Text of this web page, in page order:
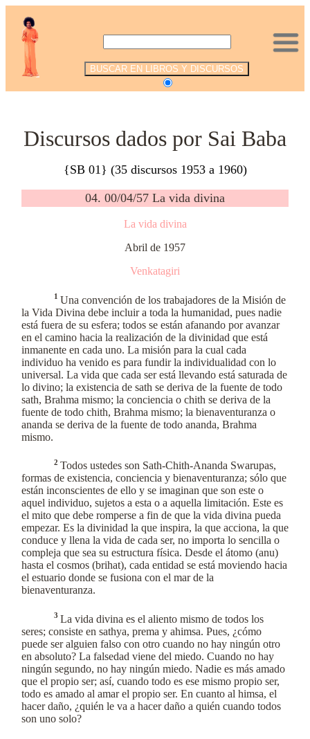
Discursos dados por Sai Baba
{SB 01} (35 discursos 1953 a 1960)
04. 00/04/57 La vida divina
La vida divina
Abril de 1957
Venkatagiri
1Una convención de los trabajadores de la Misión de
la Vida Divina debe incluir a toda la humanidad, pues nadie
está fuera de su esfera; todos se están afanando por avanzar
en el camino hacia la realización de la divinidad que está
inmanente en cada uno. La misión para la cual cada
individuo ha venido es para fundir la individualidad con lo
universal. La vida que cada ser está llevando está saturada de
lo divino; la existencia de sath se deriva de la fuente de todo
sath, Brahma mismo; la conciencia o chith se deriva de la
fuente de todo chith, Brahma mismo; la bienaventuranza o
ananda se deriva de la fuente de todo ananda, Brahma
mismo.
2Todos ustedes son Sath-Chith-Ananda Swarupas,
formas de existencia, conciencia y bienaventuranza; sólo que
están inconscientes de ello y se imaginan que son este o
aquel individuo, sujetos a esta o a aquella limitación. Este es
el mito que debe romperse a fin de que la vida divina pueda
empezar. Es la divinidad la que inspira, la que acciona, la que
conduce y llena la vida de cada ser, no importa lo sencilla o
compleja que sea su estructura física. Desde el átomo (anu)
hasta el cosmos (brihat), cada entidad se está moviendo hacia
el estuario donde se fusiona con el mar de la
bienaventuranza.
3La vida divina es el aliento mismo de todos los
seres; consiste en sathya, prema y ahimsa. Pues, ¿cómo
puede ser alguien falso con otro cuando no hay ningún otro
en absoluto? La falsedad viene del miedo. Cuando no hay
ningún segundo, no hay ningún miedo. Nadie es más amado
que el propio ser; así, cuando todo es ese mismo propio ser,
todo es amado al amar el propio ser. En cuanto al himsa, el
hacer daño, ¿quién le va a hacer daño a quién cuando todos
son uno solo?